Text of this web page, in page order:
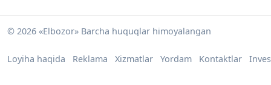
© 2026 «Elbozor» Barcha huquqlar himoyalangan
Loyiha haqida Reklama Xizmatlar Yordam Kontaktlar